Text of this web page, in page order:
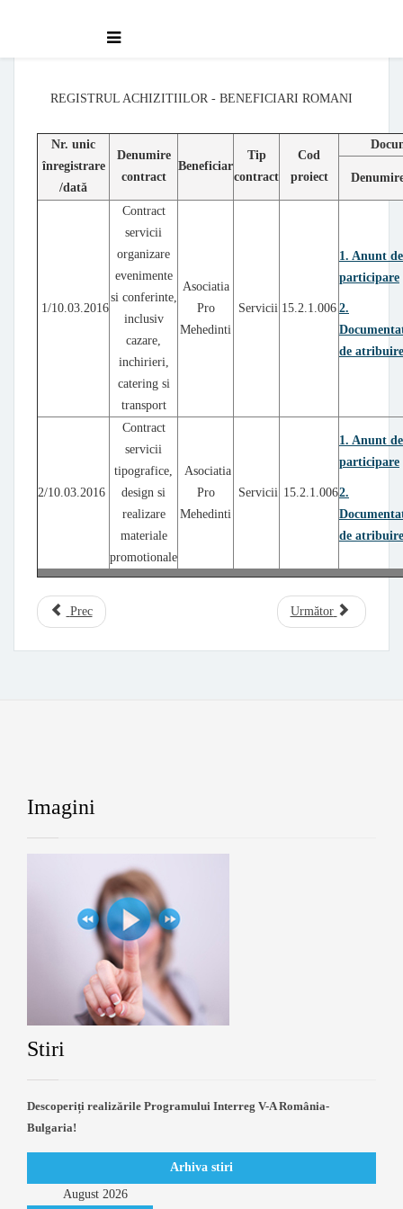
REGISTRUL ACHIZITIILOR - BENEFICIARI ROMANI
Nr. unic
înregistrare
/dată
Denumire
contract
Beneficiar
Tip
contract
Cod
proiect
1/10.03.2016
Contract
servicii
organizare
evenimente
si conferinte,
inclusiv
cazare,
inchirieri,
catering si
transport
Asociatia
Pro
Mehedinti
Servicii 15.2.1.006
1. Anunt
participare
2.
de atribuire
2/10.03.2016
Contract
servicii
tipografice,
design si
realizare
materiale
promotionale
Asociatia
Pro
Mehedinti
Servicii 15.2.1.006
1. Anunt de
participare
2.
de atribuire
Prec Următor
Imagini
Stiri
Descoperiți realizările Programului Interreg V-A România-
Bulgaria!
Arhiva stiri
August 2026